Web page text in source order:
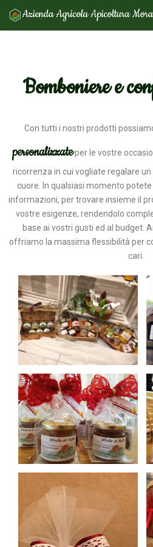
Vai
Bomboniere e
Con tutti i nostri prodotti
personalizzateper le vostre
ricorrenza in cui vogliate regalare
cuore. In qualsiasi momento
informazioni, per trovare insieme il
vostre esigenze, rendendolo
base ai vostri gusti ed al budget.
offriamo la massima flessibilità per
cari.